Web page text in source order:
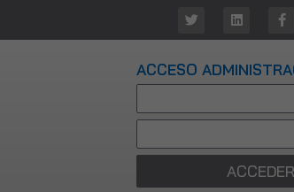
ACCESO
ACCEDER